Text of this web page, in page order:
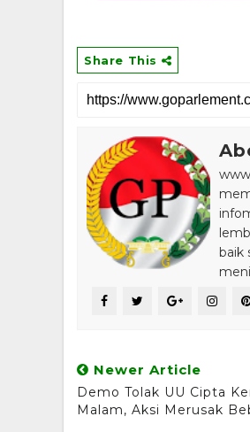
Share This
baik
Newer Article
Demo Tolak UU Cipta
Malam, Aksi Merusak